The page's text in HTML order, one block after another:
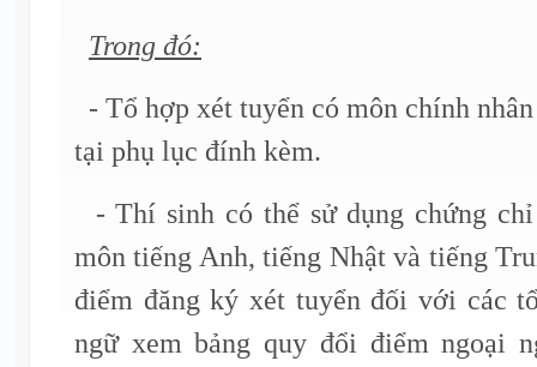
Trong đó:
- Tổ hợp xét tuyển có môn chính
tại phụ lục đính kèm.
- Thí sinh có thể sử dụng chứng
môn tiếng Anh, tiếng Nhật và tiếng
điểm đăng ký xét tuyển đối với các
ngữ xem bảng quy đổi điểm ngoại